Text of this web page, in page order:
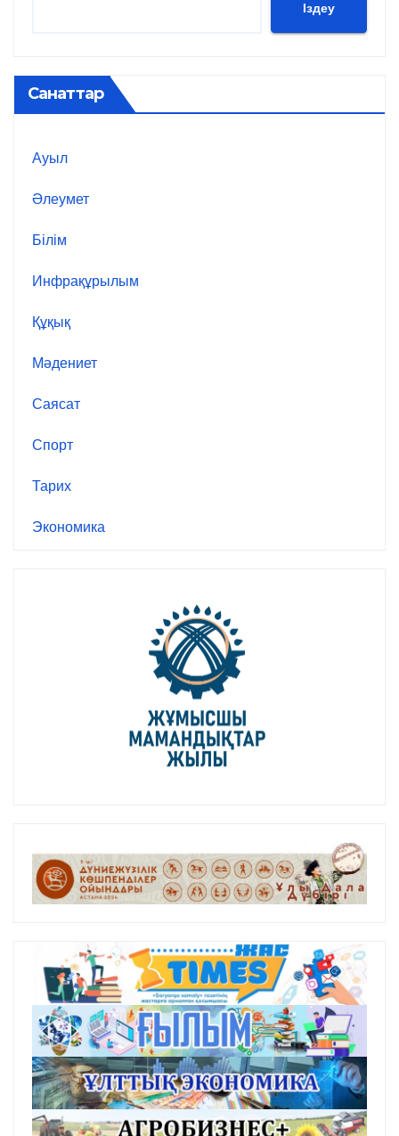
Іздеу
Санаттар
Ауыл
Әлеумет
Білім
Инфрақұрылым
Құқық
Мәдениет
Саясат
Спорт
Тарих
Экономика